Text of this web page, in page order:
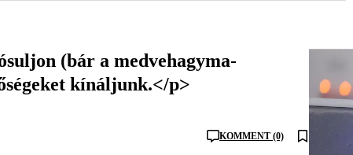
(bár a medvehagyma-
kínáljunk.</p>
KOMMENT (0)